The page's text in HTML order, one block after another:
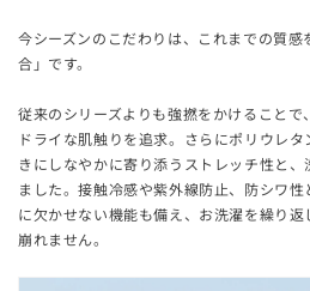
今シーズンのこだわりは、これまでの質
合」です。
従来のシリーズよりも強撚をかけること
ドライな肌触りを追求。さらにポリウレ
きにしなやかに寄り添うストレッチ性と
ました。接触冷感や紫外線防止、防シワ
に欠かせない機能も備え、お洗濯を繰り
崩れません。